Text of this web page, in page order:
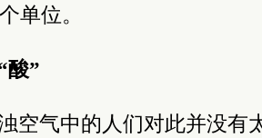
单位。
酸”
空气中的人们对此并没有